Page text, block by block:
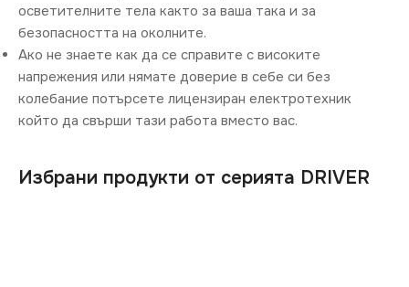
осветителните тела както за ваша така и за
безопасността на околните.
Ако не знаете как да се справите с високите
напрежения или нямате доверие в себе си без
колебание потърсете лицензиран електротехник
който да свърши тази работа вместо вас.
Избрани продукти от серията DRIVER